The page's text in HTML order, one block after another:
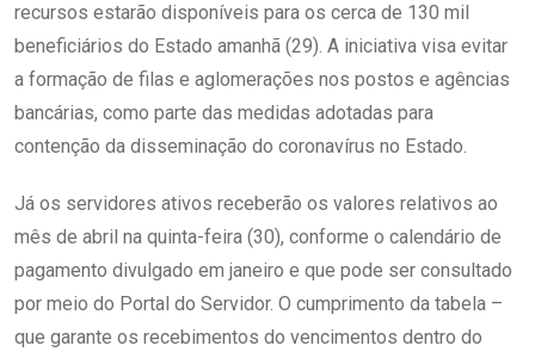
recursos estarão disponíveis para os cerca de 130 mil
beneficiários do Estado amanhã (29). A iniciativa visa evitar
a formação de filas e aglomerações nos postos e agências
bancárias, como parte das medidas adotadas para
contenção da disseminação do coronavírus no Estado.
Já os servidores ativos receberão os valores relativos ao
mês de abril na quinta-feira (30), conforme o calendário de
pagamento divulgado em janeiro e que pode ser consultado
por meio do Portal do Servidor. O cumprimento da tabela –
que garante os recebimentos do vencimentos dentro do